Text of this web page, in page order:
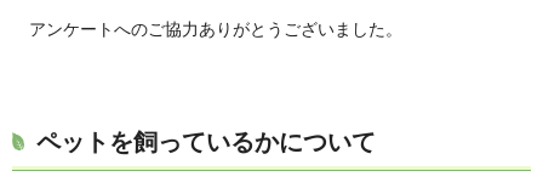
アンケートへのご協力ありがとうございました。
ペットを飼っているかについて